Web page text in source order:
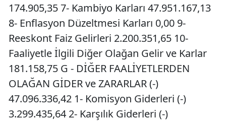
174.905,35 7- Kambiyo Karları 47.951.167,13
8- Enflasyon Düzeltmesi Karları 0,00 9-
Reeskont Faiz Gelirleri 2.200.351,65 10-
Faaliyetle İlgili Diğer Olağan Gelir ve Karlar
181.158,75 G - DİĞER FAALİYETLERDEN
OLAĞAN GİDER ve ZARARLAR (-)
47.096.336,42 1- Komisyon Giderleri (-)
3.299.435,64 2- Karşılık Giderleri (-)